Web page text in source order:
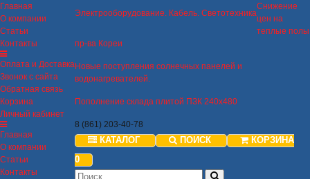
Главная
О компании
Статьи
Контакты
Оплата и Доставка
Звонок с сайта
Обратная связь
Корзина
Личный кабинет
Главная
О компании
Статьи
Контакты
Электрооборудование. Кабель. Светотехника
Снижение
цен на
теплые полы
пр-ва Кореи
Новые поступления солнечных панелей и
водонагревателей.
Пополнение склада плитой ПЗК 240х480
8 (861) 203-40-78
КАТАЛОГ ПОИСК
КОРЗИНА
0